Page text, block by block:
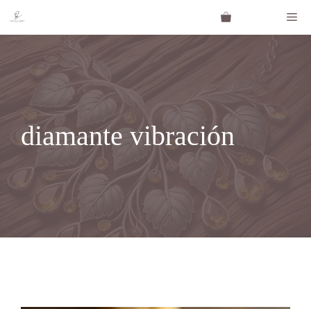
contenido
diamante vibración